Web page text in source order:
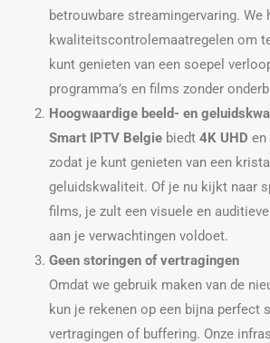
betrouwbare streamingervaring. We
kwaliteitscontrolemaatregelen om
kunt genieten van een soepel
programma’s en films zonder
Hoogwaardige beeld- en
Smart IPTV Belgiebiedt 4K UHD en
zodat je kunt genieten van een
geluidskwaliteit. Of je nu kijkt naar
films, je zult een visuele en
aan je verwachtingen voldoet.
Geen storingen of vertragingen
Omdat we gebruik maken van de
kun je rekenen op een bijna perfect
vertragingen of buffering. Onze